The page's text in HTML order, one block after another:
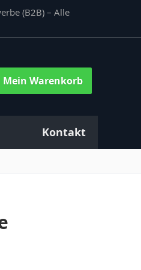
(B2B) – Alle
Mein Warenkorb
Kontakt